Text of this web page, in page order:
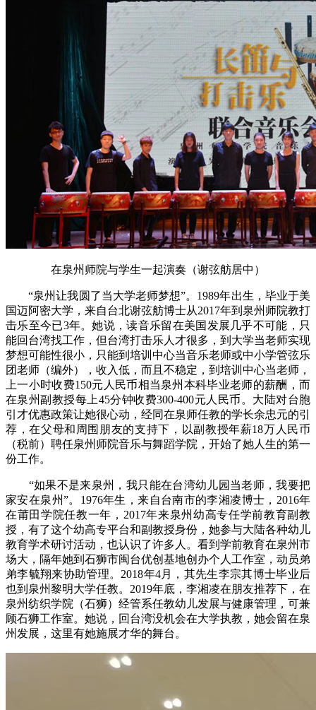
在泉州师院与学生一起演奏（谢弦舫居中）
“泉州让我圆了当大学老师梦想”。1989年出生，毕业于美
国迈阿密大学，来自台北谢弦舫博士从2017年到泉州师院教打
击乐至今已3年。她说，读音乐留在美国发展几乎不可能，只
能回台湾找工作，但台湾打击乐人才很多，到大学当老师实现
梦想可能性很小，只能到培训中心当音乐老师或中小学管弦乐
团老师（编外），收入低，而且不稳定，到培训中心当老师，
上一小时收费150元人民币相当泉州本科毕业老师的薪酬，而
在泉州副教授每上45分钟收费300-400元人民币。大陆对台胞
引才优惠政策让她很心动，经同在泉师任教的学长余忠元的引
荐，在父母和周围朋友的支持下，以副教授年薪18万人民币
（税前）聘任泉州师院音乐与舞蹈学院，开始了她人生的第一
份工作。
“如果不是来泉州，我只能在台湾幼儿园当老师，我要把
家安在泉州”。1976年生，来自台南市的李湘凌博士，2016年
在莆田学院任教一年，2017年来泉州幼高专任学前教育副教
授，有了这个幼高专平台和副教授身份，她参与大陆各种幼儿
教育学术研讨活动，也认识了许多人。看到学前教育在泉州市
场大，隔年她到石狮市闽台优创基地创办个人工作室，动员弟
弟李毓翔来协助管理。2018年4月，其先生李宗其博士毕业后
也到泉州黎明大学任教。2019年底，李湘凌在朋友推荐下，在
泉州纺织学院（石狮）经管系任教幼儿发展与健康管理，可兼
顾石狮工作室。她说，回台湾没机会在大学执教，她会留在泉
州发展，这里有她施展才华的舞台。